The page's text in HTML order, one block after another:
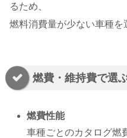
るため、
燃料消費量が少ない車種を
燃費・維持費で選
燃費性能
車種ごとのカタログ燃